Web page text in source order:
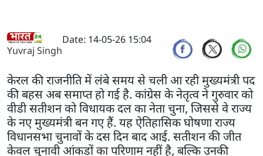
Yuvraj Singh
Date: 14-05-26 15:04
केरल की राजनीति में लंबे समय से चली आ रही मुख्यमंत्री पद
की बहस अब समाप्त हो गई है. कांग्रेस के नेतृत्व ने गुरुवार को
वीडी सतीशन को विधायक दल का नेता चुना, जिससे वे राज्य
के नए मुख्यमंत्री बन गए हैं. यह ऐतिहासिक घोषणा राज्य
विधानसभा चुनावों के दस दिन बाद आई. सतीशन की जीत
केवल चुनावी आंकड़ों का परिणाम नहीं है, बल्कि उनकी